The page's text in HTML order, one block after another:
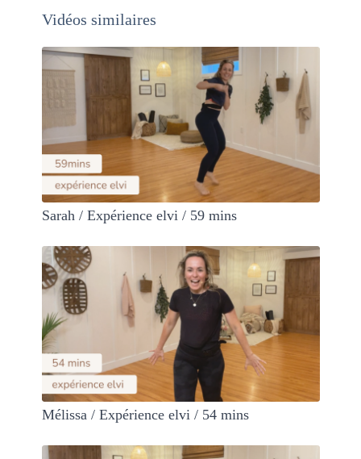
Vidéos similaires
Sarah / Expérience elvi / 59 mins
Mélissa / Expérience elvi / 54 mins